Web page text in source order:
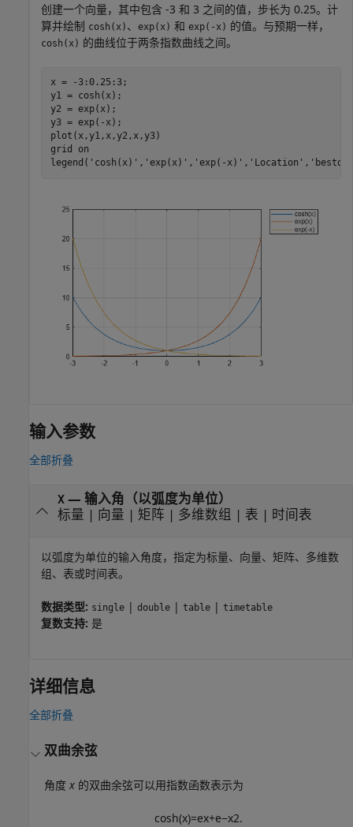
创建一个向量，其中包含 -3 和 3 之间的值，步长为 0.25。计
算并绘制 cosh(x) 、 exp(x) 和 exp(-x) 的值。与预期一样，
cosh(x) 的曲线位于两条指数曲线之间。
x = -3:0.25:3;
y1 = cosh(x);
y2 = exp(x);
y3 = exp(-x);
plot(x,y1,x,y2,x,y3)
grid
on
legend( 'cosh(x)' , 'exp(x)' , 'exp(-x)' , 'Location' ,
输入参数
全部折叠
X— 输入角（以弧度为单位）
标量 | 向量 | 矩阵 | 多维数组 | 表 | 时间表
以弧度为单位的输入角度，指定为标量、向量、矩阵、多维数
组、表或时间表。
数据类型: single | double | table | timetable
复数支持: 是
详细信息
全部折叠
双曲余弦
角度x 的双曲余弦可以用指数函数表示为
cosh(x)=ex+e−x2.